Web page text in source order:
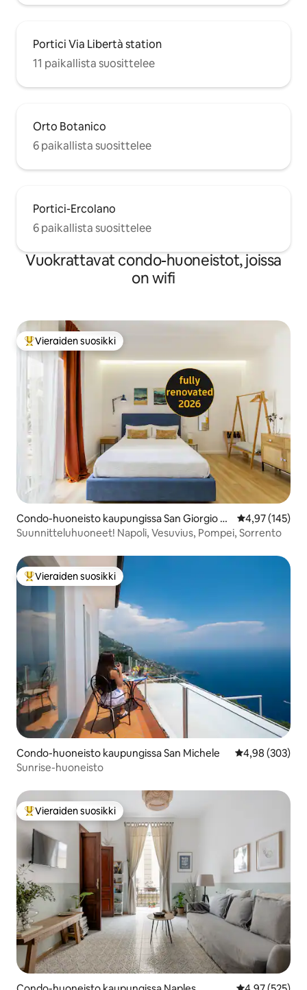
Portici Via Libertà station
11 paikallista suosittelee
Orto Botanico
6 paikallista suosittelee
Portici-Ercolano
6 paikallista suosittelee
Vuokrattavat condo-huoneistot, joissa
on wifi
Vieraiden suosikkien parhaimmistoa
Vieraiden suosikki
Condo-huoneisto kaupungissa San Giorgio a
Cremano
4,97 (145)
Suunnitteluhuoneet! Napoli, Vesuvius, Pompei, Sorrento
Vieraiden suosikkien parhaimmistoa
Vieraiden suosikki
Condo-huoneisto kaupungissa San Michele
4,98 (303)
Sunrise-huoneisto
Vieraiden suosikkien parhaimmistoa
Vieraiden suosikki